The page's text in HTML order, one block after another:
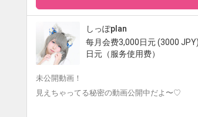
しっぽplan
每月会费3,000日元 (3000
日元（服务使用费）
未公開動画！
見えちゃってる秘密の動画公開中だよ〜♡